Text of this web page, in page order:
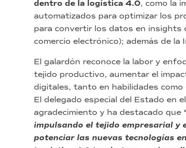
dentro de la logística 4.0, como la
automatizados para optimizar los
para convertir los datos en insights
comercio electrónico); además de
El galardón reconoce la labor y
tejido productivo, aumentar el
digitales, tanto en habilidades
El delegado especial del Estado en
agradecimiento y ha destacado que
impulsando el tejido empresarial y
potenciar las nuevas tecnologías